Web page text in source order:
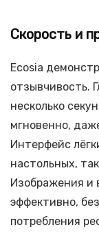
Скорость и
Ecosia
отзывчивость.
несколько
мгновенно,
Интерфейс
настольных,
Изображения и
эффективно,
потребления